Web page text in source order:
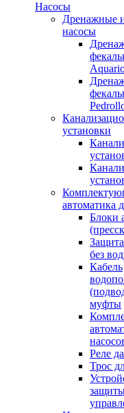
Насосы
Дренажные
насосы
установки
автоматика
Блоки
без
Кабель
муфты
Реле
Трос